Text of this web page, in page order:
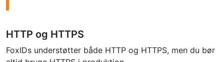
HTTP og HTTPS
FoxIDs understøtter både HTTP og HTTPS, men du bør